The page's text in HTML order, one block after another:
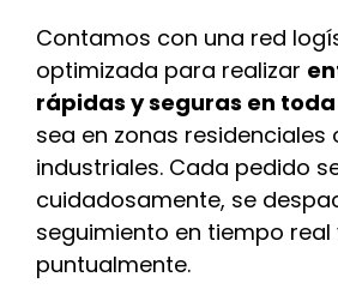
Contamos con una red
optimizada para realizar
rápidas y seguras en
sea en zonas residenciales
industriales. Cada pedido
cuidadosamente, se
seguimiento en tiempo real
puntualmente.